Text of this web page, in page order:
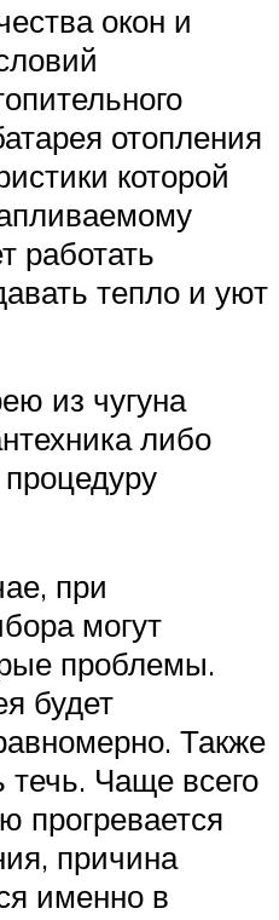
окон и
отопления
которой
работать
тепло и уют
из чугуна
либо
при
могут
проблемы.
будет
Также
течь. Чаще всего
прогревается
причина
именно в